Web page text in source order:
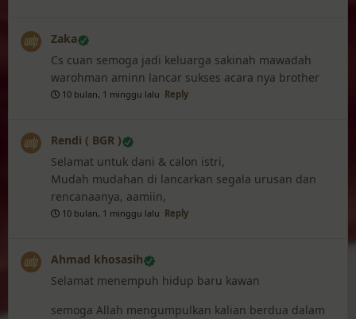
Zaka
Cs cuan semoga jadi keluarga sakinah mawadah
warohman aminn lancar sukses acara nya brother
10 bulan, 1 minggu lalu Reply
Rendi ( BGR )
Selamat untuk dani & calon istri,
Mudah mudahan di lancarkan segala urusan dan
rencanaanya, aamiin,
10 bulan, 1 minggu lalu Reply
Ahmad khosasih
Selamat menempuh hidup baru kawan
semoga Allah mengumpulkan kalian berdua dalam